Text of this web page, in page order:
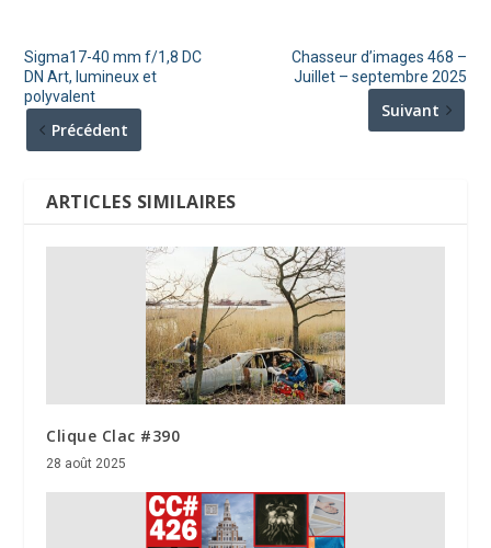
Sigma17-40 mm f/1,8 DC
DN Art, lumineux et
polyvalent
Précédent
Chasseur d’images 468 –
Juillet – septembre 2025
Suivant
ARTICLES SIMILAIRES
Clique Clac #390
28 août 2025